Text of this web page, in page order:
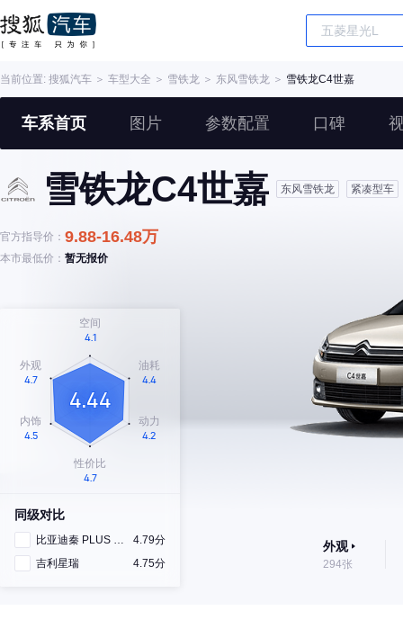
当前位置: 搜狐汽车 ＞ 车型大全 ＞ 雪铁龙 ＞ 东风雪铁龙 ＞ 雪铁龙C4世嘉
车系首页 图片 参数配置 口碑
雪铁龙C4世嘉 东风雪铁龙 紧凑型车
官方指导价： 9.88-16.48万
本市最低价： 暂无报价
同级对比
比亚迪秦 PLUS DM-i
4.79分
吉利星瑞
4.75分
外观
294张